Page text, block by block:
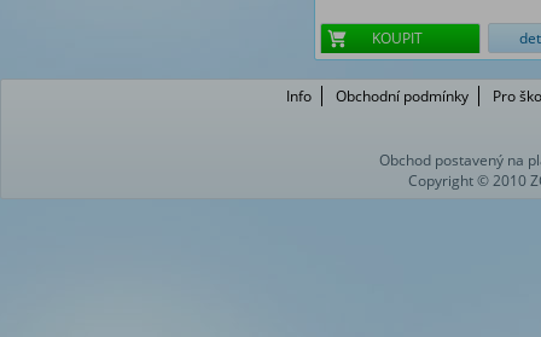
KOUPIT
Info Obchodní podmínky Pro
Obchod postavený na
Copyright © 2010